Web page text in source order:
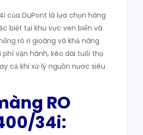
của DuPont là lựa chọn hàng
biệt tại khu vực ven biển và
rò rỉ gioăng và khả năng
vận hành, kéo dài tuổi thọ
cả khi xử lý nguồn nước siêu
RO
34i: